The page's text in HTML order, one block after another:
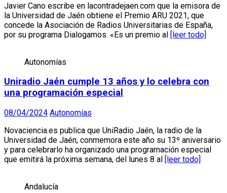
Javier Cano escribe en lacontradejaen.com que la emisora de
la Universidad de Jaén obtiene el Premio ARU 2021, que
concede la Asociación de Radios Universitarias de España,
por su programa Dialogamos. «Es un premio al [leer todo]
Autonomías
Uniradio Jaén cumple 13 años y lo celebra con
una programación especial
08/04/2024 Autonomías
Novaciencia.es publica que UniRadio Jaén, la radio de la
Universidad de Jaén, conmemora este año su 13º aniversario
y para celebrarlo ha organizado una programación especial
que emitirá la próxima semana, del lunes 8 al [leer todo]
Andalucía